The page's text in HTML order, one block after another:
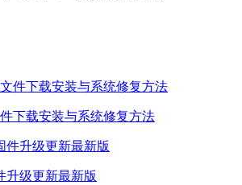
下载安装与系统修复方法
升级更新最新版